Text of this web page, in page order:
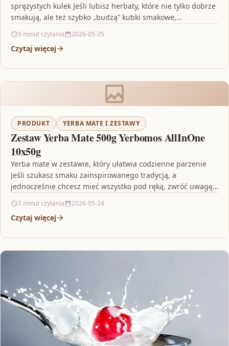
sprężystych kulek Jeśli lubisz herbaty, które nie tylko dobrze
smakują, ale też szybko „budzą” kubki smakowe,…
5 minut czytania 2026-05-25
Czytaj więcej
PRODUKT YERBA MATE I ZESTAWY
Zestaw Yerba Mate 500g Yerbomos AllInOne
10x50g
Yerba mate w zestawie, który ułatwia codzienne parzenie
Jeśli szukasz smaku zainspirowanego tradycją, a
jednocześnie chcesz mieć wszystko pod ręką, zwróć uwagę
3 minut czytania 2026-05-24
Czytaj więcej